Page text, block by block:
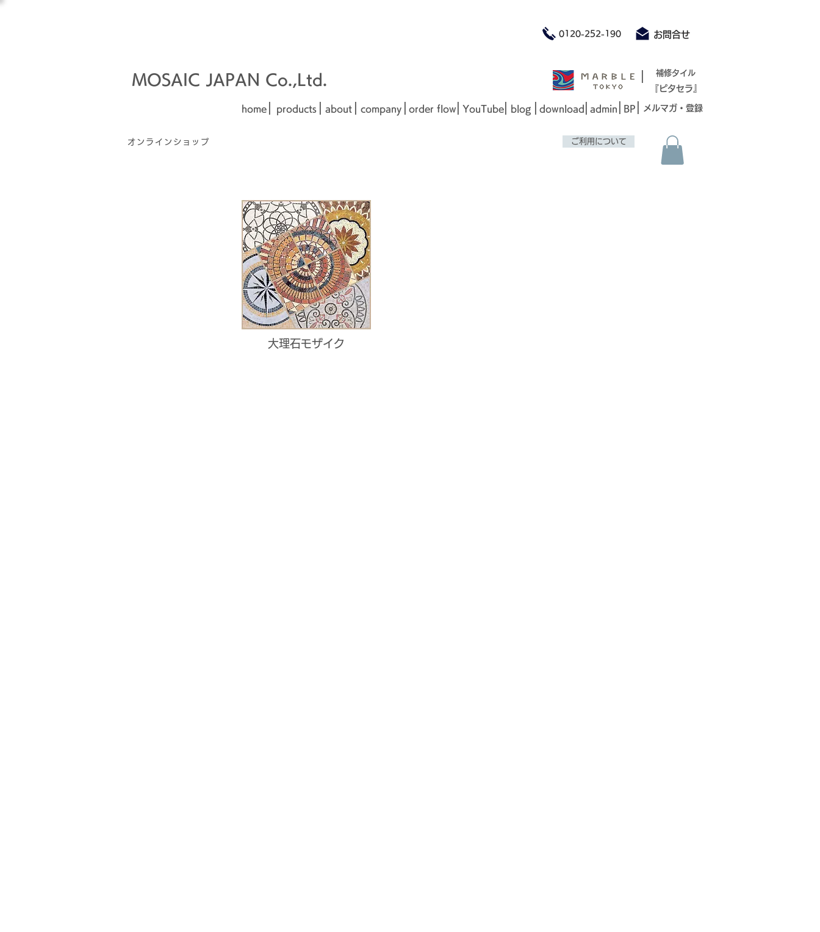
0120-252-190
お問合せ
MOSAIC JAPAN Co.,Ltd. | 補修タイル
『ピタセラ』
home | products | about company
| | order flow | YouTube| blog | download |
BP
| admin | メルマガ・登録
オンラインショップ ご利用について
大理石モザイク